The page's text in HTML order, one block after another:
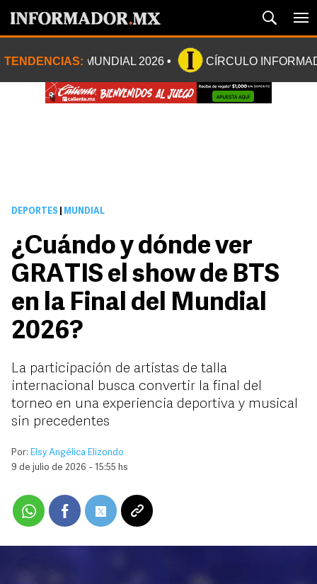
TENDENCIAS: MUNDIAL 2026 CÍRCULO
DEPORTES MUNDIAL
¿Cuándo y dónde ver
GRATIS el show de BTS
en la Final del Mundial
2026?
La participación de artistas de talla
internacional busca convertir la final del
torneo en una experiencia deportiva y musical
sin precedentes
Por: Elsy Angélica Elizondo
9 de julio de 2026 - 15:55 hs